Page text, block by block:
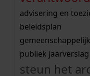
vergunningen
beeld en geluid
uitleg nodig?
Wij helpen u op
Wij helpen u op
bekijk alle zoektips
bekijk ons
advisering en
beleidsplan
publiek jaarverslag
steun het
Mijn Studiezaal